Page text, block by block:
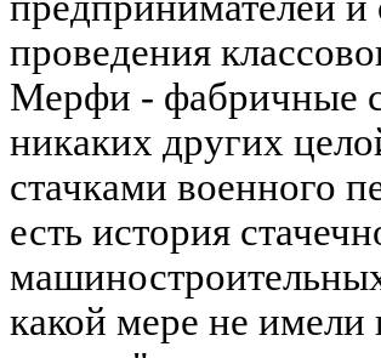
проведения
Мерфи - фабричные
никаких других
стачками военного
есть история
какой мере не имели